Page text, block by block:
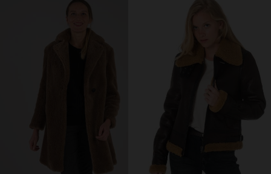
TAILLES DISPONIBLES